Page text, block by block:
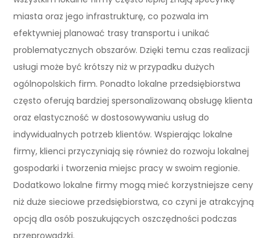
miasta oraz jego infrastrukturę, co pozwala im
efektywniej planować trasy transportu i unikać
problematycznych obszarów. Dzięki temu czas realizacji
usługi może być krótszy niż w przypadku dużych
ogólnopolskich firm. Ponadto lokalne przedsiębiorstwa
często oferują bardziej spersonalizowaną obsługę klienta
oraz elastyczność w dostosowywaniu usług do
indywidualnych potrzeb klientów. Wspierając lokalne
firmy, klienci przyczyniają się również do rozwoju lokalnej
gospodarki i tworzenia miejsc pracy w swoim regionie.
Dodatkowo lokalne firmy mogą mieć korzystniejsze ceny
niż duże sieciowe przedsiębiorstwa, co czyni je atrakcyjną
opcją dla osób poszukujących oszczędności podczas
przeprowadzki.